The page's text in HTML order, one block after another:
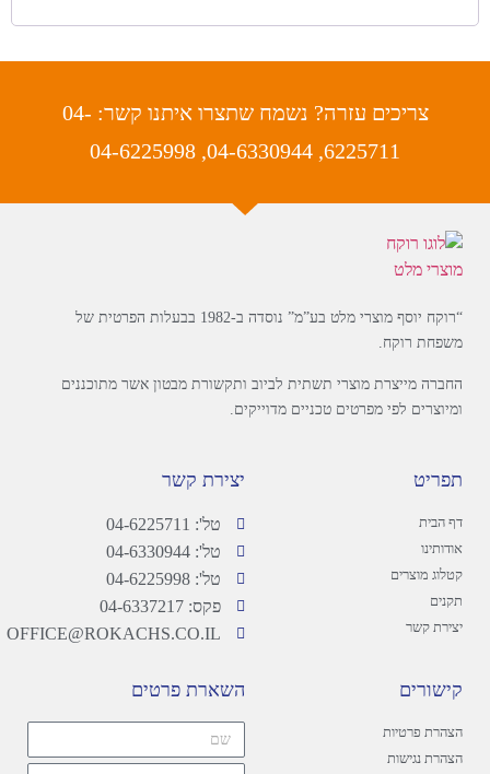
צריכים עזרה? נשמח שתצרו איתנו קשר: 04-
6225711, 04-6330944, 04-6225998
“רוקח יוסף מוצרי מלט בע”מ” נוסדה ב-1982 בבעלות הפרטית של
משפחת רוקח.
החברה מייצרת מוצרי תשתית לביוב ותקשורת מבטון אשר מתוכננים
ומיוצרים לפי מפרטים טכניים מדוייקים.
תפריט
דף הבית
אודותינו
קטלוג מוצרים
תקנים
יצירת קשר
יצירת קשר
טל': 04-6225711
טל': 04-6330944
טל': 04-6225998
פקס: 04-6337217
OFFICE@ROKACHS.CO.IL
קישורים
הצהרת פרטיות
הצהרת נגישות
השארת פרטים